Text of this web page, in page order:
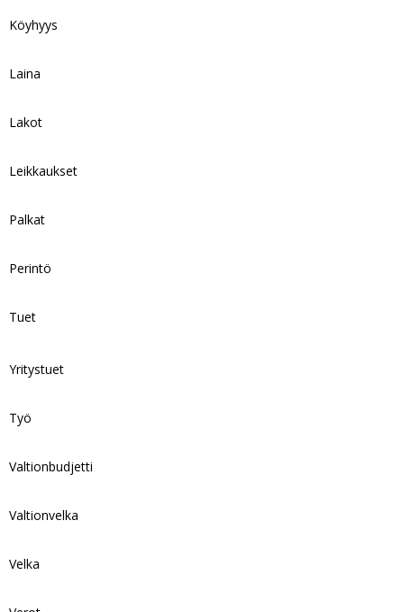
Köyhyys
Laina
Lakot
Leikkaukset
Palkat
Perintö
Tuet
Yritystuet
Työ
Valtionbudjetti
Valtionvelka
Velka